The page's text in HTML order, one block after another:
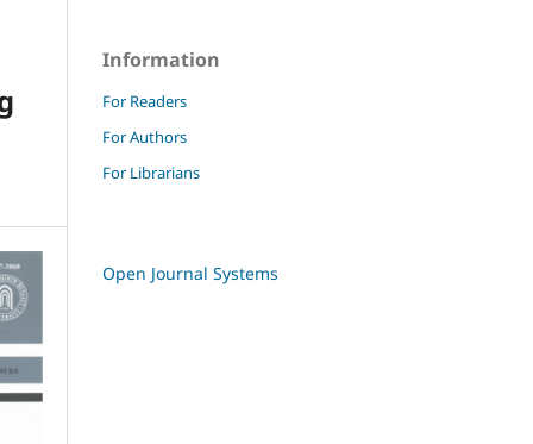
Information
For Readers
For Authors
For Librarians
Open Journal Systems